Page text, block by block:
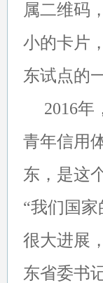
属二维码
小的卡片
东试点的
2016年
青年信用
东，是这
“我们国
很大进展
东省委书